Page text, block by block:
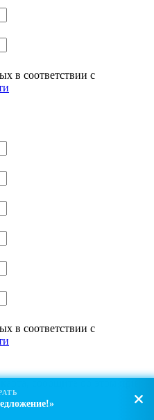
в соответствии с
в соответствии с